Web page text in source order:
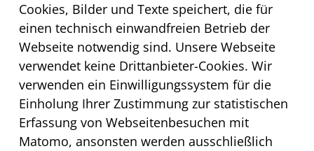
Cookies, Bilder und Texte speichert, die für
einen technisch einwandfreien Betrieb der
Webseite notwendig sind. Unsere Webseite
verwendet keine Drittanbieter-Cookies. Wir
verwenden ein Einwilligungssystem für die
Einholung Ihrer Zustimmung zur statistischen
Erfassung von Webseitenbesuchen mit
Matomo, ansonsten werden ausschließlich